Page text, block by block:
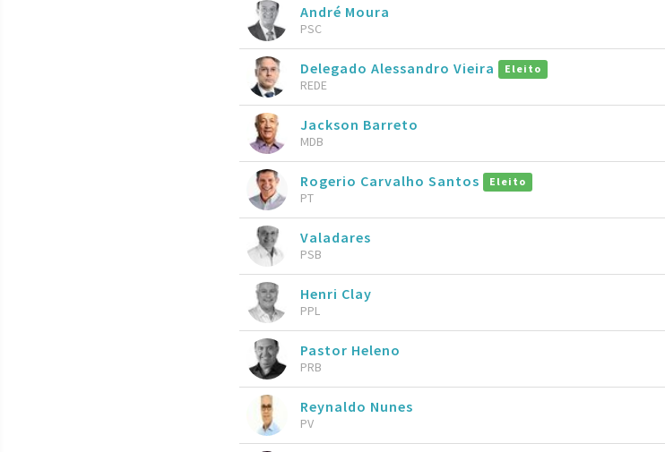
André Moura
PSC
Delegado Alessandro Vieira Eleito
REDE
Jackson Barreto
MDB
Rogerio Carvalho Santos Eleito
PT
Valadares
PSB
Henri Clay
PPL
Pastor Heleno
PRB
Reynaldo Nunes
PV